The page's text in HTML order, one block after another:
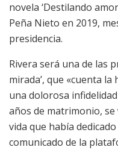
novela ‘Destilando
Peña Nieto en 2019,
presidencia.
Rivera será una de las
mirada’, que «cuenta
una dolorosa
años de matrimonio,
vida que había
comunicado de la